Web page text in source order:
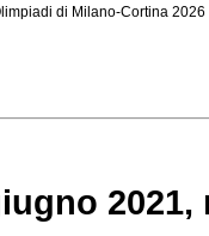
di Milano-Cortina 2026